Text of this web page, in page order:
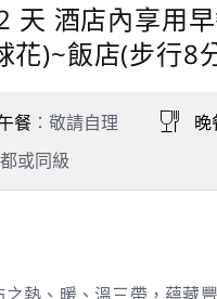
天 酒店內享用
花)~飯店(步行8
餐：敬請自理 晚
或同級